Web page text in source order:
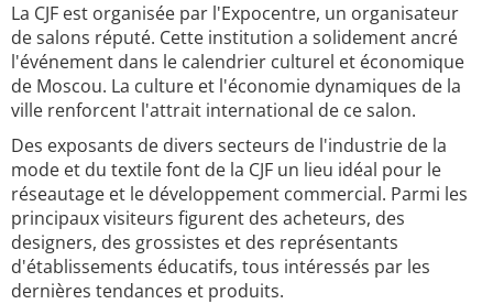
La CJF est organisée par l'Expocentre, un organisateur
de salons réputé. Cette institution a solidement ancré
l'événement dans le calendrier culturel et économique
de Moscou. La culture et l'économie dynamiques de la
ville renforcent l'attrait international de ce salon.
Des exposants de divers secteurs de l'industrie de la
mode et du textile font de la CJF un lieu idéal pour le
réseautage et le développement commercial. Parmi les
principaux visiteurs figurent des acheteurs, des
designers, des grossistes et des représentants
d'établissements éducatifs, tous intéressés par les
dernières tendances et produits.